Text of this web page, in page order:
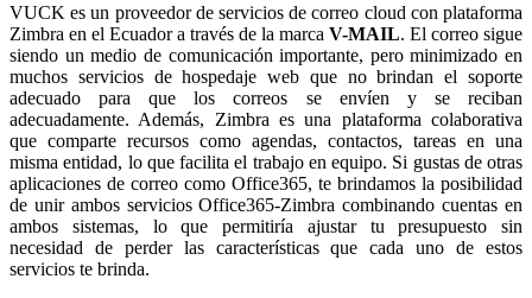
VUCK es un proveedor de servicios de correo cloud con plataforma
Zimbra en el Ecuador a través de la marca V-MAIL. El correo sigue
siendo un medio de comunicación importante, pero minimizado en
muchos servicios de hospedaje web que no brindan el soporte
adecuado para que los correos se envíen y se reciban
adecuadamente. Además, Zimbra es una plataforma colaborativa
que comparte recursos como agendas, contactos, tareas en una
misma entidad, lo que facilita el trabajo en equipo. Si gustas de otras
aplicaciones de correo como Office365, te brindamos la posibilidad
de unir ambos servicios Office365-Zimbra combinando cuentas en
ambos sistemas, lo que permitiría ajustar tu presupuesto sin
necesidad de perder las características que cada uno de estos
servicios te brinda.